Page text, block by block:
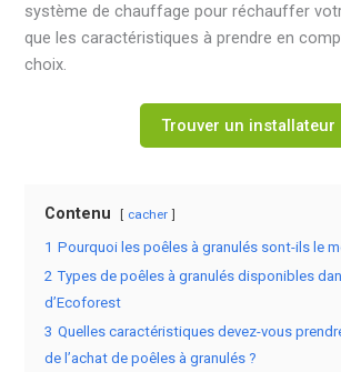
système de chauffage pour réchauffer
que les caractéristiques à prendre en
choix.
Trouver un installateur
Contenu cacher
1 Pourquoi les poêles à granulés sont-ils le
2 Types de poêles à granulés disponibles
d’Ecoforest
3 Quelles caractéristiques devez-vous
de l’achat de poêles à granulés ?